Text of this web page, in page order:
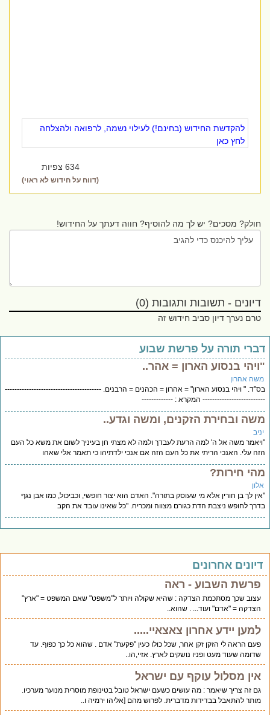
להקדשת החידוש (בחינם!) לעילוי נשמה, לרפואה ולהצלחה
לחץ כאן
634 צפיות
(דווח על חידוש לא ראוי)
חולק? מסכים? יש לך מה להוסיף? חווה דעתך על החידוש!
דיונים - תשובות ותגובות (0)
טרם נערך דיון סביב חידוש זה
תורה על פרשת שבוע
בנסוע הארון = אהר..
אהרון
" ויהי בנסוע הארון" = אהרון = הכהנים = הרבנים. ----------------------------------------
המקרא : -------------
ובחירת הזקנים, ומשה וגדע..
משה אל ה' למה הרעת לעבדך ולמה לא מצתי חן בעיניך לשום את משא כל העם
עלי. האנכי הריתי את כל העם הזה אם אנכי ילדתיהו כי תאמר אלי שאהו
חירות?
לך בן חורין אלא מי שעוסק בתורה". האדם הוא יצור חופשי, וכביכול, כמו אבן נגף
לחופש ניצבת הדת כגורם מצווה ומכריח. "כל שאינו עובד את הקב
אחרונים
פרשת השבוע - ראה
עצוב שכך מסתכמת הצדקה : שהיא שקולה ויותר ל"משפט" שאם המשפט = "ארץ"
הצדקה = "אדם" ועוד... . שהוא..
למען יידע אחרון צאצאיי.....
פעם הראה לי הזקן זקן אחר, שכל כולו כעין "פקעת" אדם . שהוא כל כך כפוף. עד
שדומה שעוד מעט ופניו נושקים לארץ. אזיי,הו..
אין מסלול עוקף עם ישראל
גם זה צריך שיאמר : מה עושים כשעם ישראל טובל בטינופת מוסרית מנוער מערכיו.
מותר להתאבל בבדידות מדברית. לפרוש מהם [אליהו ירמיה ו..